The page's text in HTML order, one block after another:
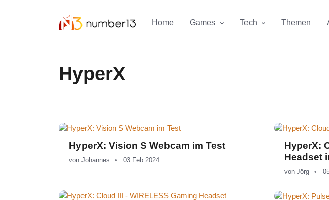
Home Games Tech Themen
HyperX
HyperX: Vision S Webcam im Test
von Johannes 03 Feb 2024
HyperX:
Headset
von Jörg